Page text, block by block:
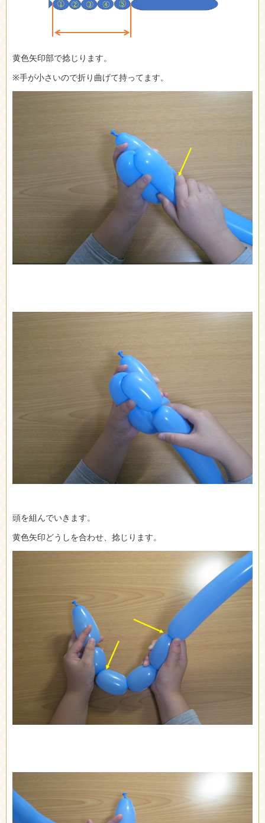
黄色矢印部で捻じります。
※手が小さいので折り曲げて持ってます。
頭を組んでいきます。
黄色矢印どうしを合わせ、捻じります。